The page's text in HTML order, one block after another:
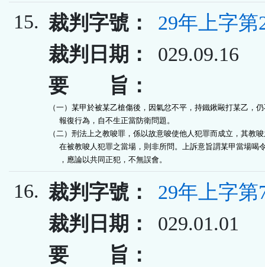
15. 裁判字號：
29年上字第
裁判日期：
029.09.16
要 旨：
（一）某甲於被某乙槍傷後，因氣忿不平，持鐵鍬毆打某乙，
      報復行為，自不生正當防衛問題。
（二）刑法上之教唆罪，係以故意唆使他人犯罪而成立，其教
在被教唆人犯罪之當場，則非所問。上訴意旨謂某甲當場喝
      ，應論以共同正犯，不無誤會。
16. 裁判字號：
29年上字第
裁判日期：
029.01.01
要 旨：